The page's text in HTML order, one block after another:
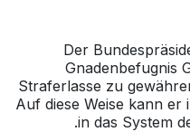
Der
Gnadenbefugnis
Straferlasse zu
Auf diese Weise kann
in das System